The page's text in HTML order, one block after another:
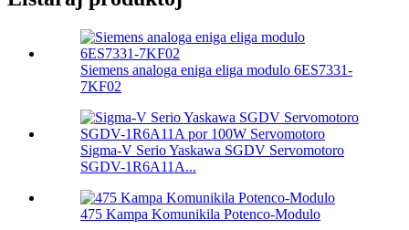
Siemens analoga eniga eliga modulo 6ES7331-
7KF02
Sigma-V Serio Yaskawa SGDV Servomotoro
SGDV-1R6A11A...
475 Kampa Komunikila Potenco-Modulo